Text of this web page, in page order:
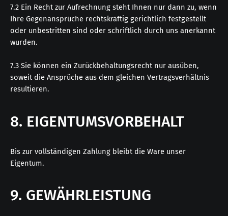
7.2 Ein Recht zur Aufrechnung steht Ihnen nur dann zu, wenn
Ihre Gegenansprüche rechtskräftig gerichtlich festgestellt
oder unbestritten sind oder schriftlich durch uns anerkannt
wurden.
7.3 Sie können ein Zurückbehaltungsrecht nur ausüben,
soweit die Ansprüche aus dem gleichen Vertragsverhältnis
resultieren.
8. EIGENTUMSVORBEHALT
Bis zur vollständigen Zahlung bleibt die Ware unser
Eigentum.
9. GEWÄHRLEISTUNG